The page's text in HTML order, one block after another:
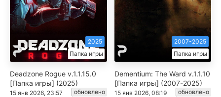
Папка игры
2025
Deadzone Rogue v.1.1.15.0
[Папка игры] (2025)
15 янв 2026, 23:57 обновлено
Папка игры
2007-2025
Dementium: The Ward v.1.1.10
[Папка игры] (2007-2025)
15 янв 2026, 08:19 обновлено